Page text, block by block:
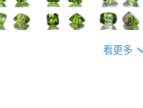
看更多